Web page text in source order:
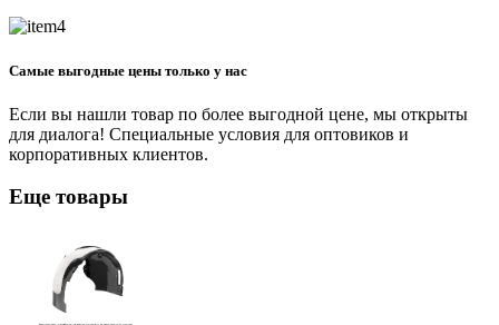
Самые выгодные цены только у нас
Если вы нашли товар по более выгодной цене, мы открыты
для диалога! Специальные условия для оптовиков и
корпоративных клиентов.
Еще товары